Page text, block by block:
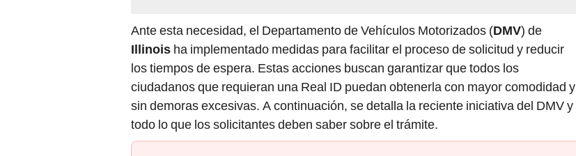
Ante esta necesidad, el Departamento de Vehículos Motorizados (DMV) de
Illinois ha implementado medidas para facilitar el proceso de solicitud y reducir
los tiempos de espera. Estas acciones buscan garantizar que todos los
ciudadanos que requieran una Real ID puedan obtenerla con mayor comodidad y
sin demoras excesivas. A continuación, se detalla la reciente iniciativa del DMV y
todo lo que los solicitantes deben saber sobre el trámite.